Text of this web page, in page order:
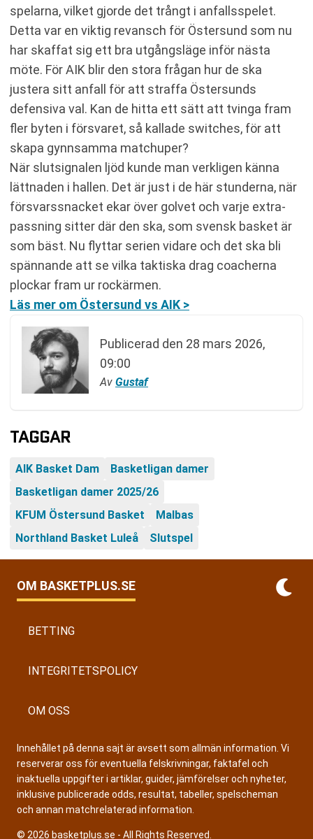
spelarna, vilket gjorde det trångt i anfallsspelet.
Detta var en viktig revansch för Östersund som nu
har skaffat sig ett bra utgångsläge inför nästa
möte. För AIK blir den stora frågan hur de ska
justera sitt anfall för att straffa Östersunds
defensiva val. Kan de hitta ett sätt att tvinga fram
fler byten i försvaret, så kallade switches, för att
skapa gynnsamma matchuper?
När slutsignalen ljöd kunde man verkligen känna
lättnaden i hallen. Det är just i de här stunderna, när
försvarssnacket ekar över golvet och varje extra-
passning sitter där den ska, som svensk basket är
som bäst. Nu flyttar serien vidare och det ska bli
spännande att se vilka taktiska drag coacherna
plockar fram ur rockärmen.
Läs mer om Östersund vs AIK >
Publicerad den 28 mars 2026,
09:00
Av Gustaf
TAGGAR
AIK Basket Dam
Basketligan damer
Basketligan damer 2025/26
KFUM Östersund Basket
Malbas
Northland Basket Luleå
Slutspel
OM BASKETPLUS.SE
BETTING
INTEGRITETSPOLICY
OM OSS
Innehållet på denna sajt är avsett som allmän information. Vi
reserverar oss för eventuella felskrivningar, faktafel och
inaktuella uppgifter i artiklar, guider, jämförelser och nyheter,
inklusive publicerade odds, resultat, tabeller, spelscheman
och annan matchrelaterad information.
© 2026 basketplus.se - All Rights Reserved.